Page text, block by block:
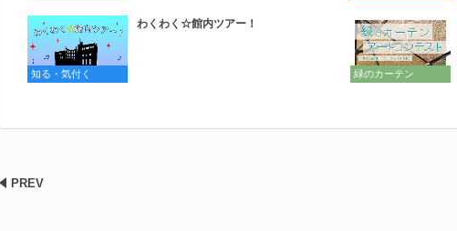
知る・気付く
わくわく☆館内ツアー！
緑のカーテン
PREV